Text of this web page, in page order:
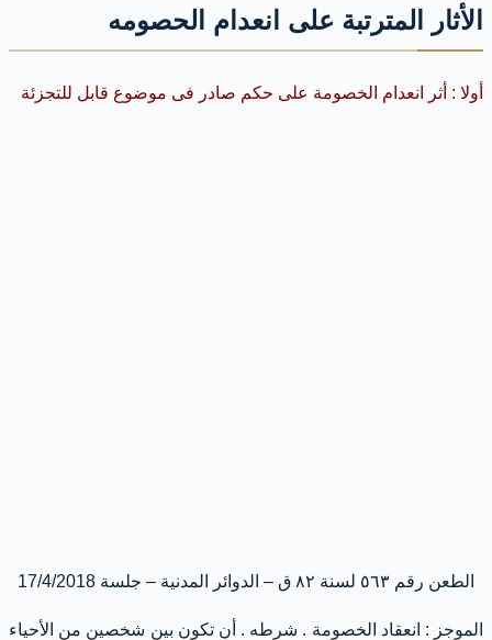
الأثار المترتبة على انعدام الحصومه
أولا : أثر انعدام الخصومة على حكم صادر فى موضوع قابل للتجزئة
الطعن رقم ٥٦٣ لسنة ٨٢ ق – الدوائر المدنية – جلسة 17/4/2018
الموجز : انعقاد الخصومة . شرطه . أن تكون بين شخصين من الأحياء